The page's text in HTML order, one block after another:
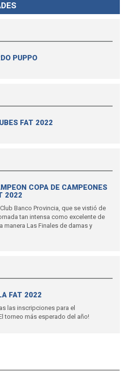
PUPPO
FAT 2022
COPA DE CAMPEONES
2022
Banco Provincia, que se vistió de
tan intensa como excelente de
manera Las Finales de damas y
FAT 2022
las inscripciones para el
torneo más esperado del año!